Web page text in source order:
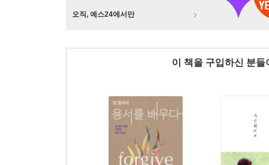
오직, 예스24에서만
이 책을 구입하신 분